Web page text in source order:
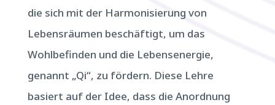
die sich mit der Harmonisierung von
Lebensräumen beschäftigt, um das
Wohlbefinden und die Lebensenergie,
genannt „Qi“, zu fördern. Diese Lehre
basiert auf der Idee, dass die Anordnung